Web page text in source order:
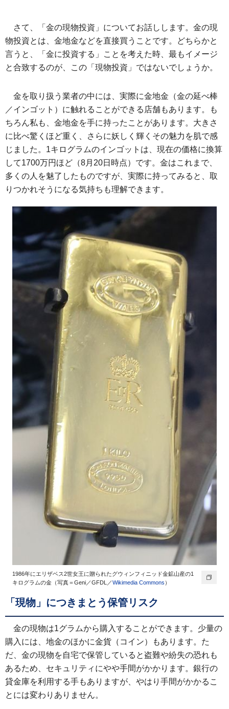
さて、「金の現物投資」についてお話しします。金の現
物投資とは、金地金などを直接買うことです。どちらかと
言うと、「金に投資する」ことを考えた時、最もイメージ
と合致するのが、この「現物投資」ではないでしょうか。
金を取り扱う業者の中には、実際に金地金（金の延べ棒
／インゴット）に触れることができる店舗もあります。も
ちろん私も、金地金を手に持ったことがあります。大きさ
に比べ驚くほど重く、さらに妖しく輝くその魅力を肌で感
じました。1キログラムのインゴットは、現在の価格に換算
して1700万円ほど（8月20日時点）です。金はこれまで、
多くの人を魅了したものですが、実際に持ってみると、取
りつかれそうになる気持ちも理解できます。
1986年にエリザベス2世女王に贈られたグウィンフィニッド金鉱山産の1
キログラムの金（写真＝Geni／GFDL／Wikimedia Commons ）
「現物」につきまとう保管リスク
金の現物は1グラムから購入することができます。少量の
購入には、地金のほかに金貨（コイン）もあります。た
だ、金の現物を自宅で保管していると盗難や紛失の恐れも
あるため、セキュリティにやや手間がかかります。銀行の
貸金庫を利用する手もありますが、やはり手間がかかるこ
とには変わりありません。